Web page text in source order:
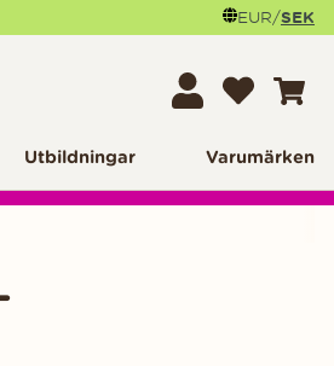
EUR/SEK
Utbildningar Varumärken